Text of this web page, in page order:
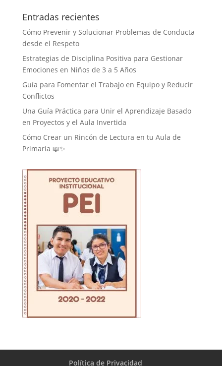
Entradas recientes
Cómo Prevenir y Solucionar Problemas de Conducta
desde el Respeto
Estrategias de Disciplina Positiva para Gestionar
Emociones en Niños de 3 a 5 Años
Guía para Fomentar el Trabajo en Equipo y Reducir
Conflictos
Una Guía Práctica para Unir el Aprendizaje Basado
en Proyectos y el Aula Invertida
Cómo Crear un Rincón de Lectura en tu Aula de
Primaria 📖✨
Política de Privacidad